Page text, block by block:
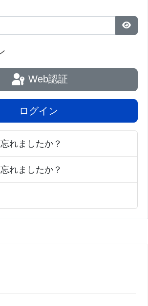
いました。
士 らの研究チームによって、科学
』に「Aging-
of phosphatidylcholine
trigger of natural
（加齢に伴うホスファチジルコ
、自然なミトコンドリア老化の可
articles/s41467-026-71508-
パス
Web認証
ログイン
れましたか？
れましたか？